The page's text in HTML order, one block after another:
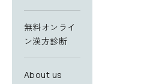
無料オンライ
ン漢方診断
About us